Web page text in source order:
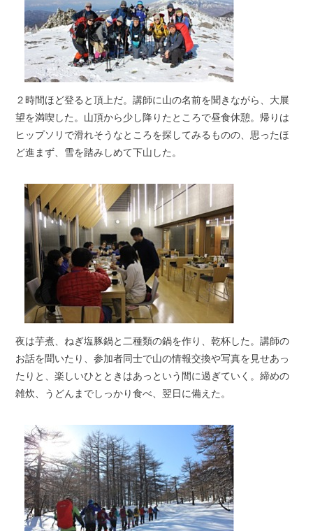
２時間ほど登ると頂上だ。講師に山の名前を聞きながら、大展
望を満喫した。山頂から少し降りたところで昼食休憩。帰りは
ヒップソリで滑れそうなところを探してみるものの、思ったほ
ど進まず、雪を踏みしめて下山した。
夜は芋煮、ねぎ塩豚鍋と二種類の鍋を作り、乾杯した。講師の
お話を聞いたり、参加者同士で山の情報交換や写真を見せあっ
たりと、楽しいひとときはあっという間に過ぎていく。締めの
雑炊、うどんまでしっかり食べ、翌日に備えた。